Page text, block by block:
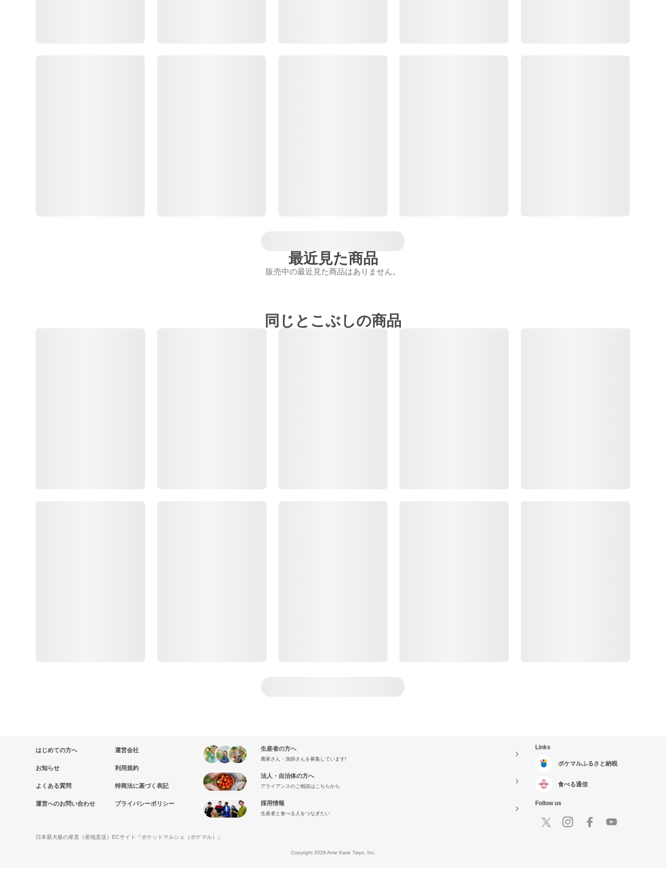
最近見た商品
販売中の最近見た商品はありません。
同じとこぶしの商品
はじめての方へ
お知らせ
よくある質問
運営へのお問い合わせ
運営会社
利用規約
特商法に基づく表記
プライバシーポリシー
生産者の方へ
農家さん・漁師さんを募集しています!
法人・自治体の方へ
アライアンスのご相談はこちらから
採用情報
生産者と食べる人をつなぎたい
Links
ポケマルふるさと納税
食べる通信
Follow us
日本最大級の産直（産地直送）ECサイト『ポケットマルシェ（ポケマル）』
Copyright 2026 Ame Kaze Taiyo, Inc.